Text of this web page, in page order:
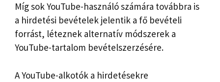
Míg sok YouTube-használó számára továbbra is
a hirdetési bevételek jelentik a fő bevételi
forrást, léteznek alternatív módszerek a
YouTube-tartalom bevételszerzésére.
A YouTube-alkotók a hirdetésekre